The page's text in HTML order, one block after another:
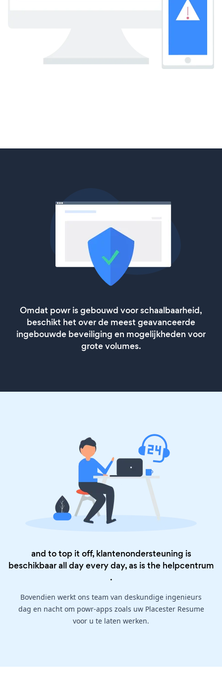
Omdat powr is gebouwd voor schaalbaarheid,
beschikt het over de meest geavanceerde
ingebouwde beveiliging en mogelijkheden voor
grote volumes.
and to top it off, klantenondersteuning is
beschikbaar all day every day, as is the helpcentrum
.
Bovendien werkt ons team van deskundige ingenieurs
dag en nacht om powr-apps zoals uw Placester Resume
voor u te laten werken.